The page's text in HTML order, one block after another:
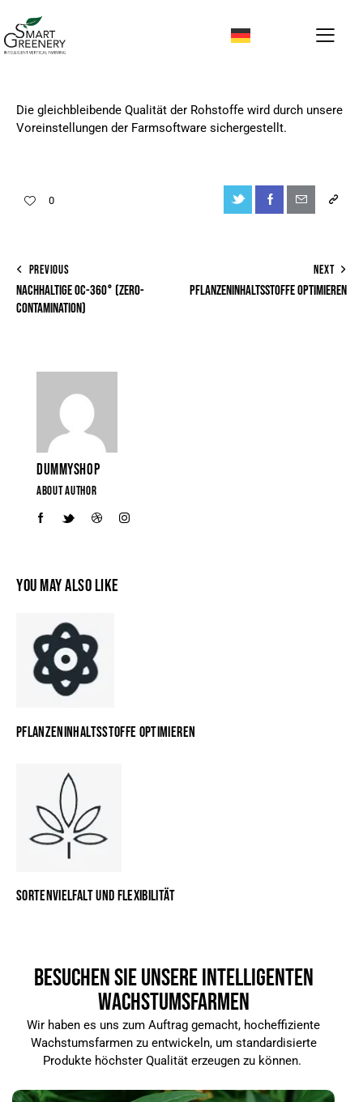
Die gleichbleibende Qualität der Rohstoffe wird durch unsere
Voreinstellungen der Farmsoftware sichergestellt.
0
PREVIOUS
NACHHALTIGE 0C-360° (ZERO-
CONTAMINATION)
NEXT
PFLANZENINHALTSSTOFFE OPTIMIEREN
DUMMYSHOP
ABOUT AUTHOR
YOU MAY ALSO LIKE
PFLANZENINHALTSSTOFFE OPTIMIEREN
SORTENVIELFALT UND FLEXIBILITÄT
BESUCHEN SIE UNSERE INTELLIGENTEN
WACHSTUMSFARMEN
Wir haben es uns zum Auftrag gemacht, hocheffiziente
Wachstumsfarmen zu entwickeln, um standardisierte
Produkte höchster Qualität erzeugen zu können.